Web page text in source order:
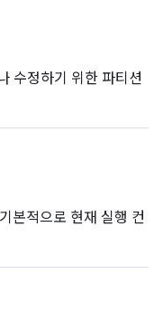
수정하기 위한 파티션
본적으로 현재 실행 컨